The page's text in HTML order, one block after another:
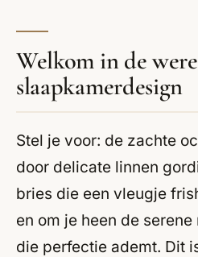
Welkom in de
slaapkamerdesign
Stel je voor: de zachte
door delicate linnen
bries die een vleugje
en om je heen de
die perfectie ademt. Dit